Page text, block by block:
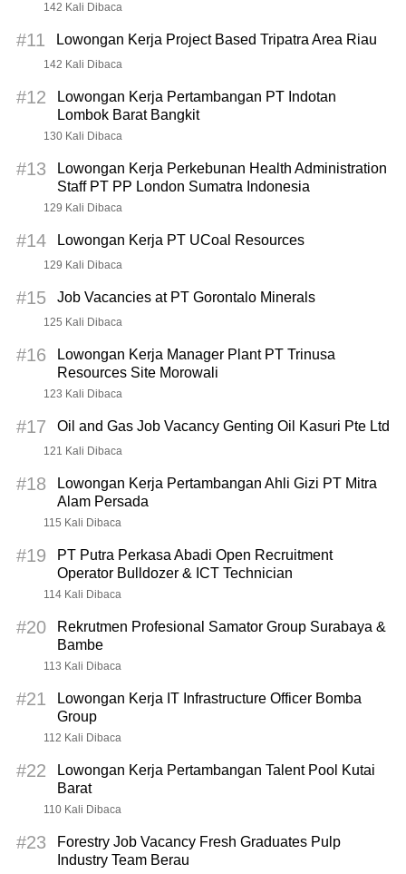
142 Kali Dibaca
#11 Lowongan Kerja Project Based Tripatra Area Riau
142 Kali Dibaca
#12
Lowongan Kerja Pertambangan PT Indotan
Lombok Barat Bangkit
130 Kali Dibaca
#13
Lowongan Kerja Perkebunan Health Administration
Staff PT PP London Sumatra Indonesia
129 Kali Dibaca
#14 Lowongan Kerja PT UCoal Resources
129 Kali Dibaca
#15 Job Vacancies at PT Gorontalo Minerals
125 Kali Dibaca
#16
Lowongan Kerja Manager Plant PT Trinusa
Resources Site Morowali
123 Kali Dibaca
#17 Oil and Gas Job Vacancy Genting Oil Kasuri Pte Ltd
121 Kali Dibaca
#18
Lowongan Kerja Pertambangan Ahli Gizi PT Mitra
Alam Persada
115 Kali Dibaca
#19
PT Putra Perkasa Abadi Open Recruitment
Operator Bulldozer & ICT Technician
114 Kali Dibaca
#20
Rekrutmen Profesional Samator Group Surabaya &
Bambe
113 Kali Dibaca
#21
Lowongan Kerja IT Infrastructure Officer Bomba
Group
112 Kali Dibaca
#22
Lowongan Kerja Pertambangan Talent Pool Kutai
Barat
110 Kali Dibaca
#23
Forestry Job Vacancy Fresh Graduates Pulp
Industry Team Berau